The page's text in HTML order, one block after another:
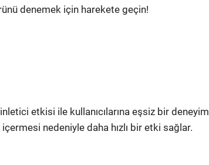
denemek için harekete geçin!
etkisi ile kullanıcılarına eşsiz bir deneyim
nedeniyle daha hızlı bir etki sağlar.